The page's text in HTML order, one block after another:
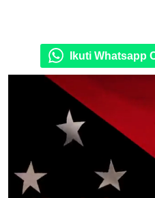
Ikuti Whatsapp